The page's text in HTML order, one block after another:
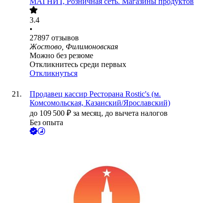
3.4
•
27897 отзывов
Жостово, Филимоновская
Можно без резюме
Откликнитесь среди первых
Откликнуться
Продавец кассир Ресторана Rostic's (м.
Комсомольская, Казанский/Ярославский)
до 109 500 ₽ за месяц, до вычета налогов
Без опыта